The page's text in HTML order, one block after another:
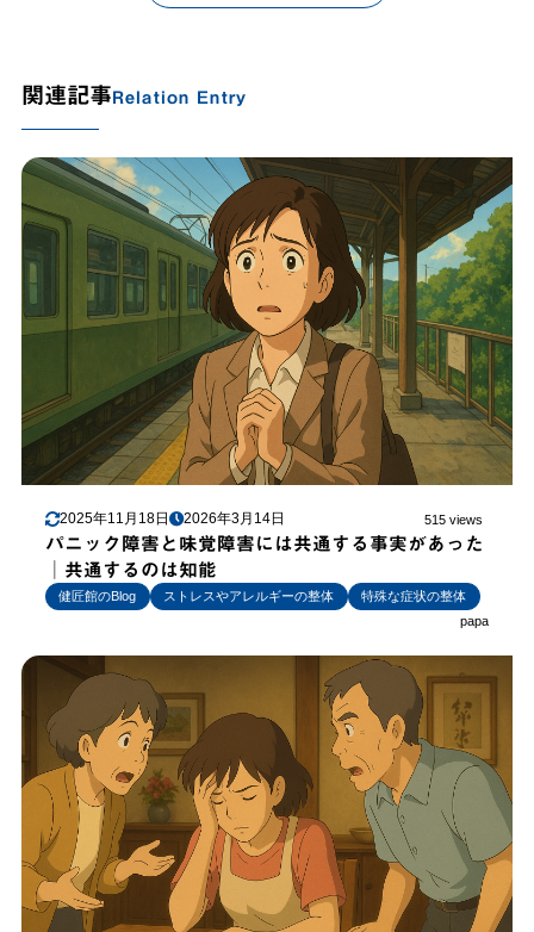
関連記事Relation Entry
2025年11月18日 2026年3月14日 515 views
パニック障害と味覚障害には共通する事実があった
│共通するのは知能
健匠館のBlog ストレスやアレルギーの整体
特殊な症状の整体
papa